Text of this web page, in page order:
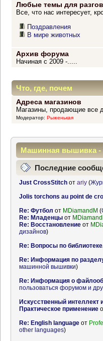
Любые темы для
Все, что нас интересует,
Поздравления
В мире животных
Архив форума
Начиная с 2009 -.....
Что, где, почем
Адреса магазинов
Магазины, продающие все
Модератор: Рыженькая
Машинная вышивка -
Информационный
Последние
Just CrossStitchот ariy(
Jolis torchons au point de
Re: Футбол от MDiamandM (
Re: Младенцыот
Re: Восстановлениеот
дизайнов)
Re: Вопросы по
Re: Информация по
машинной вышивки)
Re: Информация о
пользоваться форумом и
Искусственный интеллект
Практическое применение
Re: English languageот
other languages)